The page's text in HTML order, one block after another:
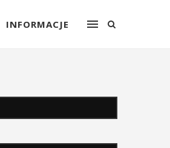
INFORMACJE